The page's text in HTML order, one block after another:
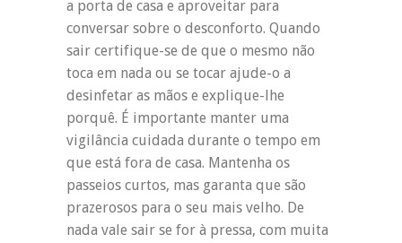
a porta de casa e aproveitar para
conversar sobre o desconforto. Quando
sair certifique-se de que o mesmo não
toca em nada ou se tocar ajude-o a
desinfetar as mãos e explique-lhe
porquê. É importante manter uma
vigilância cuidada durante o tempo em
que está fora de casa. Mantenha os
passeios curtos, mas garanta que são
prazerosos para o seu mais velho. De
nada vale sair se for à pressa, com muita